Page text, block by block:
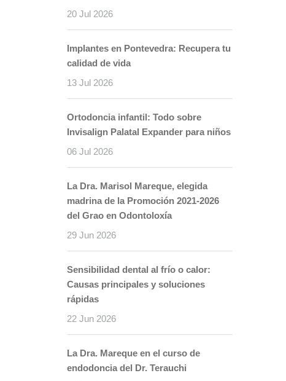
20 Jul 2026
Implantes en Pontevedra: Recupera tu
calidad de vida
13 Jul 2026
Ortodoncia infantil: Todo sobre
Invisalign Palatal Expander para niños
06 Jul 2026
La Dra. Marisol Mareque, elegida
madrina de la Promoción 2021-2026
del Grao en Odontoloxía
29 Jun 2026
Sensibilidad dental al frío o calor:
Causas principales y soluciones
rápidas
22 Jun 2026
La Dra. Mareque en el curso de
endodoncia del Dr. Terauchi